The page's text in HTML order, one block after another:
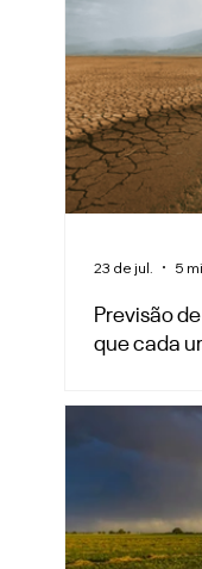
Previsão
que cada
23 de jul. 5